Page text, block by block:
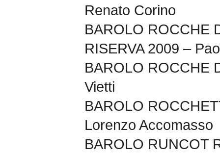
Renato Corino
BAROLO ROCCHE
RISERVA 2009 –
BAROLO ROCCHE
Vietti
BAROLO
Lorenzo Accomasso
BAROLO RUNCOT